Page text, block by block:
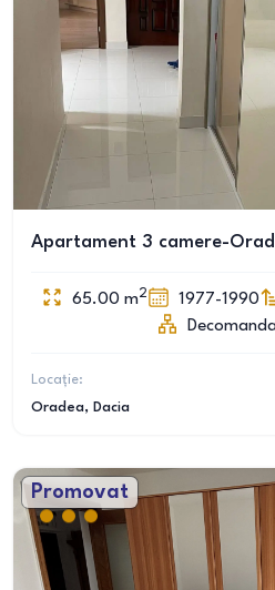
Apartament 3 camere-
65.00 m2 1977-1990
Locație:
Oradea, Dacia
Promovat